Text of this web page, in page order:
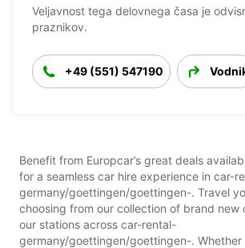
Veljavnost tega delovnega časa je
praznikov.
+49 (551) 547190
Benefit from Europcar’s great deals
for a seamless car hire experience in car-
germany/goettingen/goettingen-. Travel
choosing from our collection of brand new
our stations across car-rental-
germany/goettingen/goettingen-. Whether